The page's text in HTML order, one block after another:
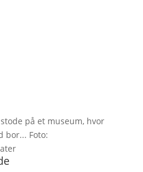
på et museum, hvor
bor... Foto: